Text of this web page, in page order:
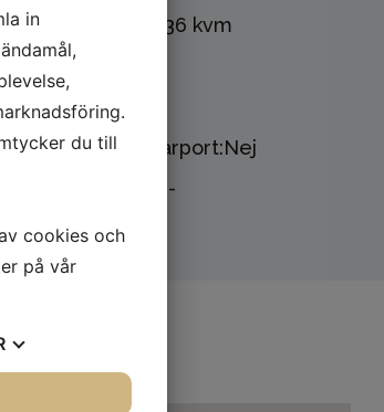
32-36 kvm
Antal:
Hiss:Ja
Garage/Carport:Nej
-
in
du till
cookies och
på vår